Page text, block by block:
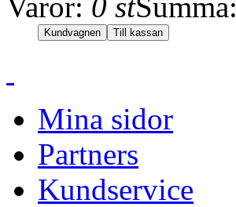
Mina sidor
Partners
Kundservice